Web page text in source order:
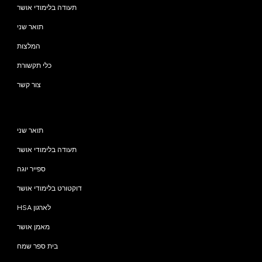
תעודה בלימודי אושר
תואר שני
המלצות
כלי תקשורת
צור קשר
תואר שני
תעודה בלימודי אושר
ספייר יוגה
דוקטורט בלימודי אושר
HSA לארגון
מאמן אושר
בית ספר שמח